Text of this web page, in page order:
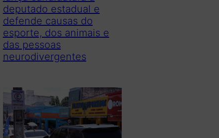
deputado estadual e
defende causas do
esporte, dos animais e
das pessoas
neurodivergentes